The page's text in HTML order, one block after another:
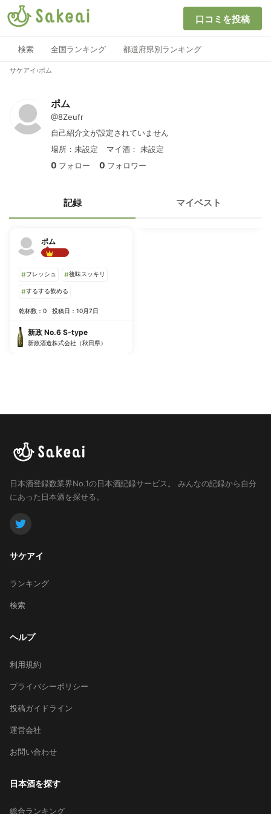
口コミを投稿
検索 全国ランキング 都道府県別ランキング
サケアイ ›ポム
ポム
@8Zeufr
自己紹介文が設定されていません
場所：未設定
マイ酒： 未設定
0 フォロー 0 フォロワー
記録 マイベスト
ポム
#フレッシュ #後味スッキリ
#するする飲める
乾杯数：0 投稿日：10月7日
新政 No.6 S-type
新政酒造株式会社（秋田県）
日本酒登録数業界No.1の日本酒記録サービス。
みんなの記録から自分
にあった日本酒を探せる。
サケアイ
ランキング
検索
ヘルプ
利用規約
プライバシーポリシー
投稿ガイドライン
運営会社
お問い合わせ
日本酒を探す
総合ランキング